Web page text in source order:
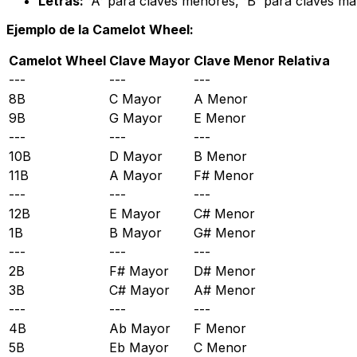
Ejemplo de la Camelot Wheel:
Camelot Wheel Clave Mayor Clave Menor Relativa
---
---
---
8B
C Mayor
A Menor
9B
G Mayor
E Menor
---
---
---
10B
D Mayor
B Menor
11B
A Mayor
F# Menor
---
---
---
12B
E Mayor
C# Menor
1B
B Mayor
G# Menor
---
---
---
2B
F# Mayor
D# Menor
3B
C# Mayor
A# Menor
---
---
---
4B
Ab Mayor
F Menor
5B
Eb Mayor
C Menor